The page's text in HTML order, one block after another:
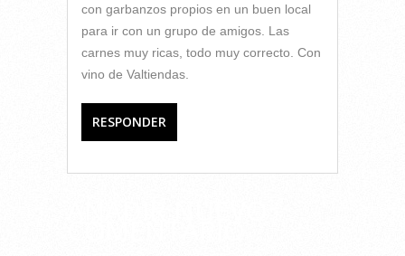
con garbanzos propios en un buen local
para ir con un grupo de amigos. Las
carnes muy ricas, todo muy correcto. Con
vino de Valtiendas.
RESPONDER